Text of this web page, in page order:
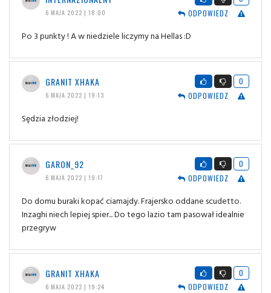
6 MAJA 2022 | 18:00
ODPOWIEDZ
Po 3 punkty ! A w niedziele liczymy na Hellas :D
GRANIT XHAKA
6 MAJA 2022 | 19:13
0
ODPOWIEDZ
Sędzia złodziej!
GARON_92
6 MAJA 2022 | 19:17
0
ODPOWIEDZ
Do domu buraki kopać ciamajdy. Frajersko oddane scudetto.
Inzaghi niech lepiej spier... Do tego lazio tam pasował idealnie
przegryw
GRANIT XHAKA
6 MAJA 2022 | 19:24
0
ODPOWIEDZ